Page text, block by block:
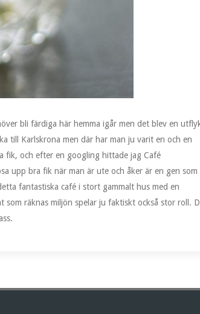
bli färdiga här hemma igår men det blev en
till Karlskrona men där har man ju varit en och en
fik, och efter en googling hittade jag Café
upp bra fik när man är ute och åker är en gen som
fantastiska café i stort gammalt hus med en
räknas miljön spelar ju faktiskt också stor roll.